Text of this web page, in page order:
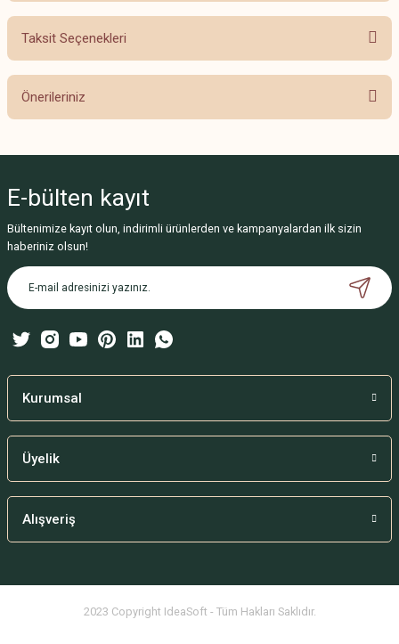
Taksit Seçenekleri
Önerileriniz
Görüş ve önerileriniz için teşekkür ederiz.
Ürün resmi kalitesiz, bozuk veya görüntülenemiyor.
Ürün açıklamasında eksik bilgiler bulunuyor.
Ürün bilgilerinde hatalar bulunuyor.
Bu ürüne benzer farklı alternatifler olmalı.
E-bülten kayıt
Bültenimize kayıt olun, indirimli ürünlerden ve kampanyalardan ilk sizin
haberiniz olsun!
Kurumsal
Üyelik
Alışveriş
2023 Copyright IdeaSoft - Tüm Hakları Saklıdır.